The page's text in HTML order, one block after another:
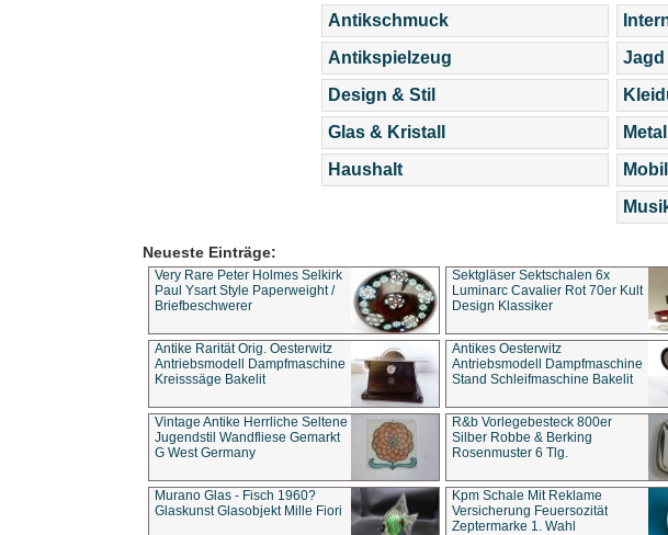
Antikschmuck
Antikspielzeug
Design & Stil
Glas & Kristall
Haushalt
Jagd
Neueste Einträge:
Very Rare Peter Holmes Selkirk
Paul Ysart Style Paperweight /
Briefbeschwerer
Sektgläser Sektschalen 6x
Luminarc Cavalier Rot 70er Kult
Design Klassiker
Antike Rarität Orig. Oesterwitz
Antriebsmodell Dampfmaschine
Kreisssäge Bakelit
Antikes Oesterwitz
Antriebsmodell Dampfmaschine
Stand Schleifmaschine Bakelit
Vintage Antike Herrliche Seltene
Jugendstil Wandfliese Gemarkt
G West Germany
R&b Vorlegebesteck 800er
Silber Robbe & Berking
Rosenmuster 6 Tlg.
Murano Glas - Fisch 1960?
Glaskunst Glasobjekt Mille Fiori
Kpm Schale Mit Reklame
Versicherung Feuersozität
Zeptermarke 1. Wahl